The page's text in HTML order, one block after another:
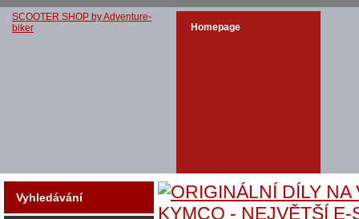
SCOOTER SHOP by Adventure-
biker
Homepage
Vyhledávání